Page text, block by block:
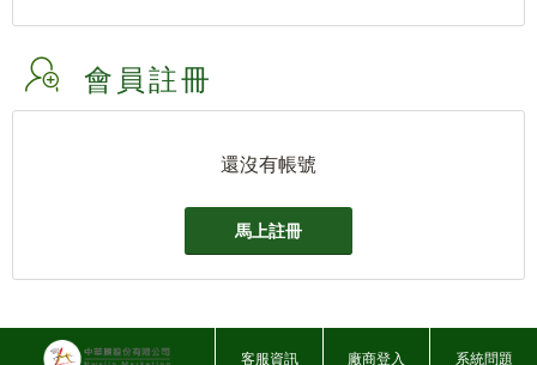
會員註冊
還沒有帳號
馬上註冊
客服資訊 廠商登入 系統問題